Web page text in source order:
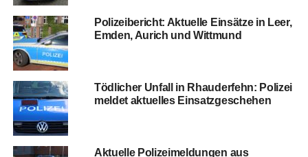
Poli­zei­be­richt: Aktu­el­le Ein­sät­ze in Leer,
Emden, Aurich und Wittmund
Töd­li­cher Unfall in Rhau­der­fehn: Poli­zei
mel­det aktu­el­les Einsatzgeschehen
Aktu­el­le Poli­zei­mel­dun­gen aus